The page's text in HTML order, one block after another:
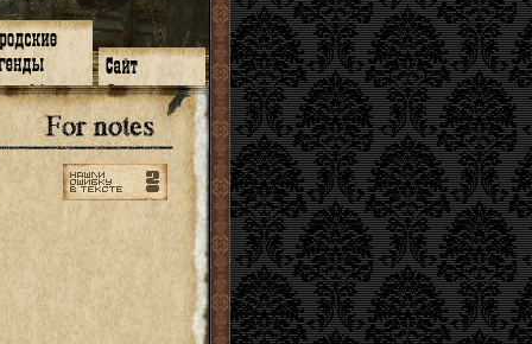
14
13
11
12
9
6
О нас
ЧаВо
Поиск
Ссылки
Карта сайта